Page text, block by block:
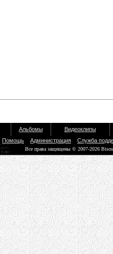
Альбомы
Видеоклипы
Помощь Администрация Служба
Все права защищены © 2007-2026